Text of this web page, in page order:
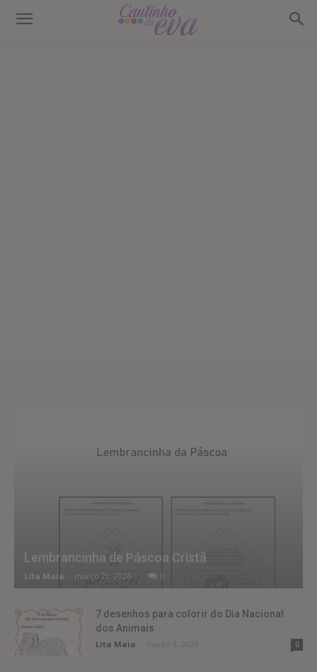
Cantinho
Lembrancinha de Páscoa Cristã
Lita Maia março 23, 2026 0
7 desenhos para colorir do Dia Nacional
dos Animais
Lita Maia março 9, 2026 0